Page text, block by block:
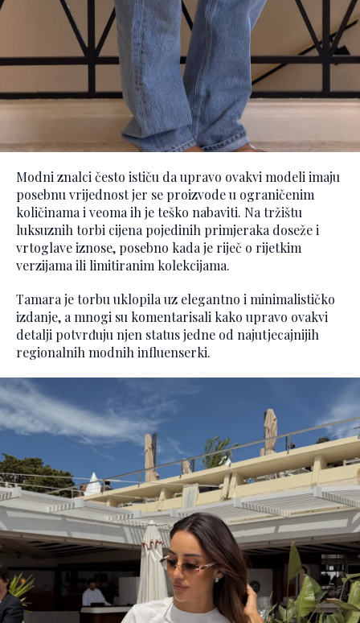
Modni znalci često ističu da upravo ovakvi modeli imaju
posebnu vrijednost jer se proizvode u ograničenim
količinama i veoma ih je teško nabaviti. Na tržištu
luksuznih torbi cijena pojedinih primjeraka doseže i
vrtoglave iznose, posebno kada je riječ o rijetkim
verzijama ili limitiranim kolekcijama.
Tamara je torbu uklopila uz elegantno i minimalističko
izdanje, a mnogi su komentarisali kako upravo ovakvi
detalji potvrđuju njen status jedne od najutjecajnijih
regionalnih modnih influenserki.